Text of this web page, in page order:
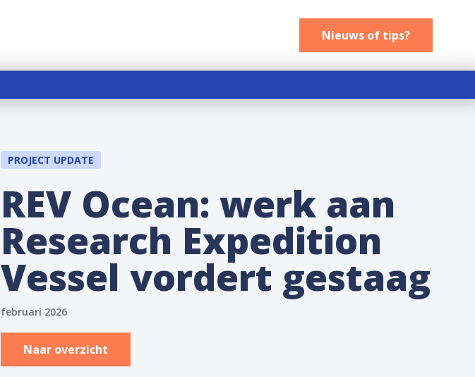
Nieuws of tips?
Nieuws of tips
PROJECT UPDATE
REV Ocean: werk aan
Research Expedition
Vessel vordert gestaag
februari 2026
Naar overzicht